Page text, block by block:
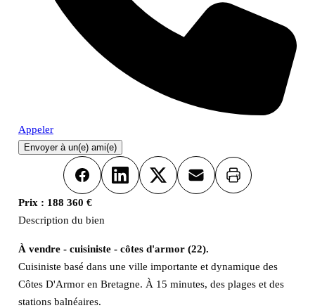
Appeler
Envoyer à un(e) ami(e)
FacebookLinkedInX Email Imprimer
Prix : 188 360 €
Description du bien
À vendre - cuisiniste - côtes d'armor (22).
Cuisiniste basé dans une ville importante et dynamique des
Côtes D'Armor en Bretagne. À 15 minutes, des plages et des
stations balnéaires.